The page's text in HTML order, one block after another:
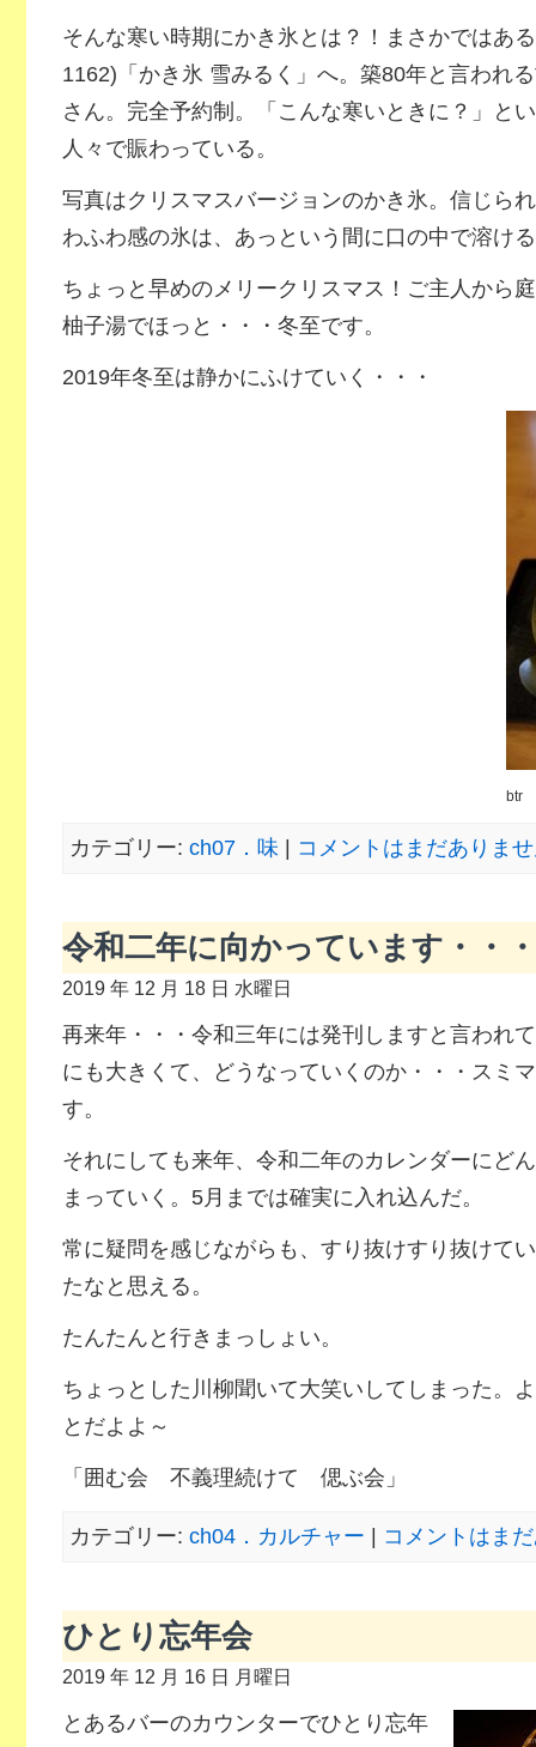
そんな寒い時期にかき氷とは？！まさかではあ
1162)「かき氷 雪みるく」へ。築80年と言われ
さん。完全予約制。「こんな寒いときに？」と
人々で賑わっている。
写真はクリスマスバージョンのかき氷。信じら
わふわ感の氷は、あっという間に口の中で溶け
ちょっと早めのメリークリスマス！ご主人から
柚子湯でほっと・・・冬至です。
2019年冬至は静かにふけていく・・・
btr
カテゴリー: ch07．味 コメントはまだありま
令和二年に向かっています・・・
2019 年 12 月 18 日 水曜日
再来年・・・令和三年には発刊しますと言われ
にも大きくて、どうなっていくのか・・・スミ
す。
それにしても来年、令和二年のカレンダーにど
まっていく。5月までは確実に入れ込んだ。
常に疑問を感じながらも、すり抜けすり抜けて
たなと思える。
たんたんと行きまっしょい。
ちょっとした川柳聞いて大笑いしてしまった。
とだよよ～
「囲む会 不義理続けて 偲ぶ会」
カテゴリー: ch04．カルチャー コメントはま
ひとり忘年会
2019 年 12 月 16 日 月曜日
とあるバーのカウンターでひとり忘年